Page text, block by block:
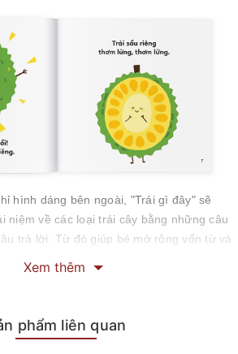
hình dáng bên ngoài, "Trái gì đây" sẽ
niệm về các loại trái cây bằng những câu
trả lời. Từ đó giúp bé mở rộng vốn từ và
Xem thêm
phẩm liên quan